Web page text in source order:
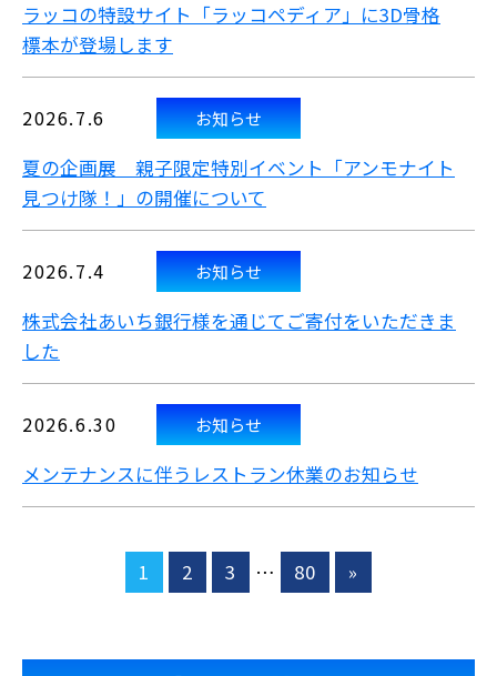
ラッコの特設サイト「ラッコペディア」に3D骨格
標本が登場します
2026.7.6 お知らせ
夏の企画展 親子限定特別イベント「アンモナイト
見つけ隊！」の開催について
2026.7.4 お知らせ
株式会社あいち銀行様を通じてご寄付をいただきま
した
2026.6.30 お知らせ
メンテナンスに伴うレストラン休業のお知らせ
1 2 3 … 80 »